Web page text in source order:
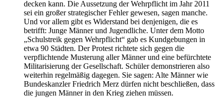
decken kann. Die Aussetzung der Wehrpflicht im Jahr 2011
sei ein großer strategischer Fehler gewesen, sagen manche.
Und vor allem gibt es Widerstand bei denjenigen, die es
betrifft: Junge Männer und Jugendliche. Unter dem Motto
„Schulstreik gegen Wehrpflicht“ gab es Kundgebungen in
etwa 90 Städten. Der Protest richtete sich gegen die
verpflichtende Musterung aller Männer und eine befürchtete
Militarisierung der Gesellschaft. Schüler demonstrieren also
weiterhin regelmäßig dagegen. Sie sagen: Alte Männer wie
Bundeskanzler Friedrich Merz dürfen nicht beschließen, dass
die jungen Männer in den Krieg ziehen müssen.